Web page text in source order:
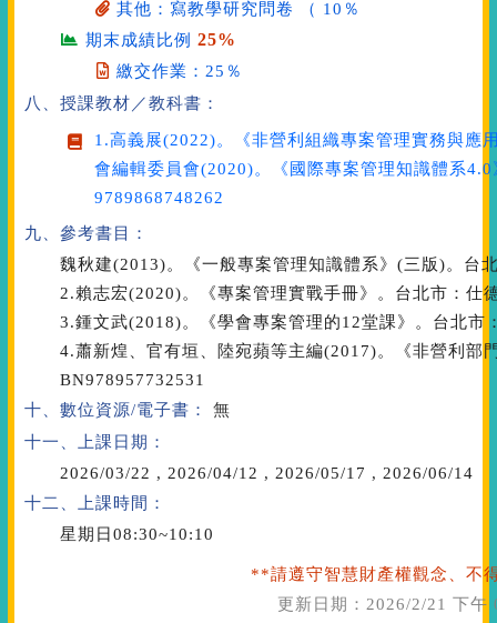
其他：寫教學研究問卷 （ 10％
期末成績比例25%
繳交作業：25％
八、授課教材／教科書：
1.高義展(2022)。《非營利組織專案管理實務與應
會編輯委員會(2020)。《國際專案管理知識體系
9789868748262
九、參考書目：
魏秋建(2013)。《一般專案管理知識體系》(三版)。台
2.賴志宏(2020)。《專案管理實戰手冊》。台北市：仕
3.鍾文武(2018)。《學會專案管理的12堂課》。台北市
4.蕭新煌、官有垣、陸宛蘋等主編(2017)。《非營利部
BN978957732531
十、數位資源/電子書：
無
十一、上課日期：
2026/03/22 , 2026/04/12 , 2026/05/17 , 2026/06/14
十二、上課時間：
星期日08:30~10:10
**請遵守智慧財產權觀念、不
更新日期： 2026/2/21 下午